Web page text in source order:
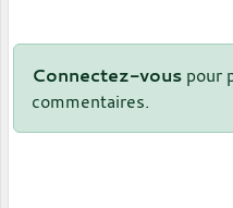
Connectez-vous pour
commentaires.